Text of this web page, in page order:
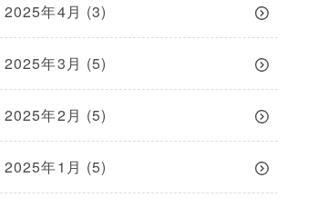
2025年4月 (3)
2025年3月 (5)
2025年2月 (5)
2025年1月 (5)